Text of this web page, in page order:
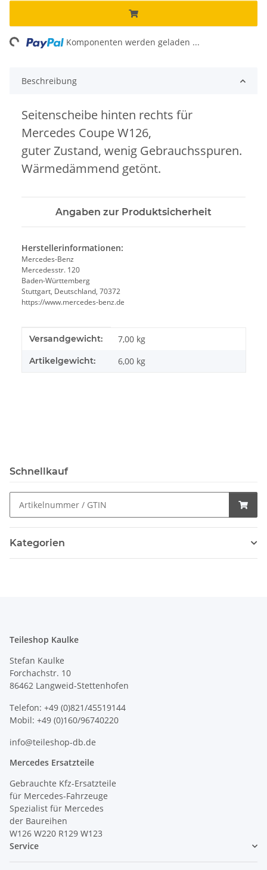
Komponenten werden geladen ...
Beschreibung
Seitenscheibe hinten rechts für
Mercedes Coupe W126,
guter Zustand, wenig Gebrauchsspuren.
Wärmedämmend getönt.
Angaben zur Produktsicherheit
Herstellerinformationen:
Mercedes-Benz
Mercedesstr. 120
Baden-Württemberg
Stuttgart, Deutschland, 70372
https://www.mercedes-benz.de
Produkteigenschaft
Wert
Versandgewicht: 7,00 kg
Artikelgewicht: 6,00 kg
Schnellkauf
Kategorien
Teileshop Kaulke
Stefan Kaulke
Forchachstr. 10
86462 Langweid-Stettenhofen
Telefon: +49 (0)821/45519144
Mobil: +49 (0)160/96740220
info@teileshop-db.de
Mercedes Ersatzteile
Gebrauchte Kfz-Ersatzteile
für Mercedes-Fahrzeuge
Spezialist für Mercedes
der Baureihen
W126 W220 R129 W123
Service